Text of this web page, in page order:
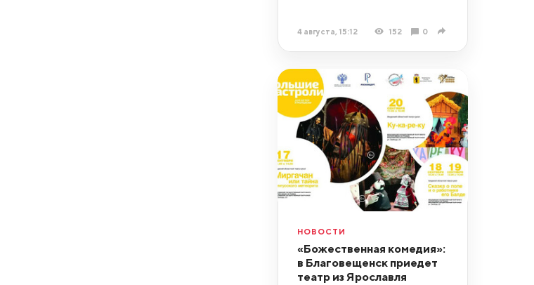
4 августа, 15:12 152 0
НОВОСТИ
«Божественная комедия»:
в Благовещенск приедет
театр из Ярославля